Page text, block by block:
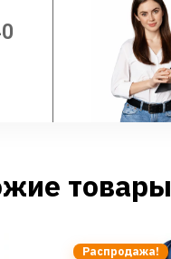
товары
Распродажа!